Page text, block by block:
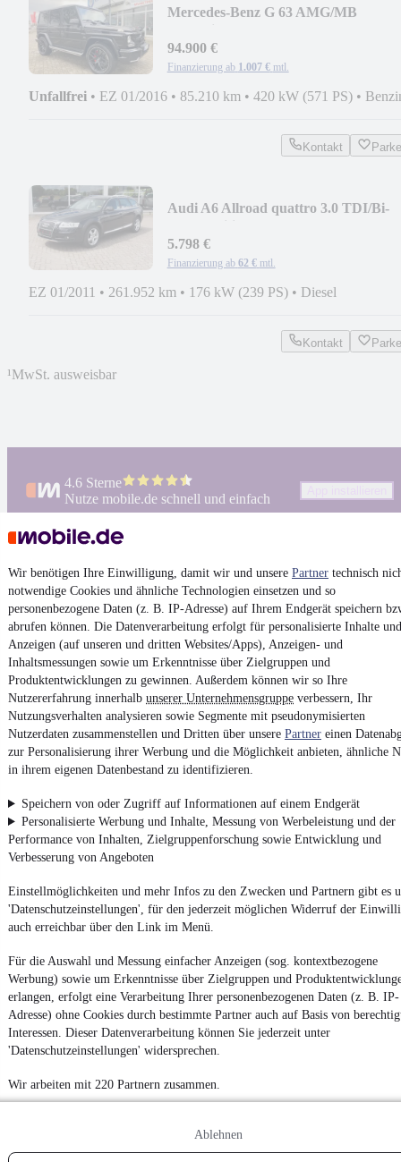
Wir benötigen Ihre Einwilligung, damit wir und unsere Partner technisch
notwendige Cookies und ähnliche Technologien einsetzen und so
personenbezogene Daten (z. B. IP-Adresse) auf Ihrem Endgerät speichern
abrufen können. Die Datenverarbeitung erfolgt für personalisierte Inhalte und
Anzeigen (auf unseren und dritten Websites/Apps), Anzeigen- und
Inhaltsmessungen sowie um Erkenntnisse über Zielgruppen und
Produktentwicklungen zu gewinnen. Außerdem können wir so Ihre
Nutzererfahrung innerhalb unserer Unternehmensgruppe verbessern, Ihr
Nutzungsverhalten analysieren sowie Segmente mit pseudonymisierten
Nutzerdaten zusammenstellen und Dritten über unsere Partner einen
zur Personalisierung ihrer Werbung und die Möglichkeit anbieten, ähnliche
in ihrem eigenen Datenbestand zu identifizieren.
Speichern von oder Zugriff auf Informationen auf einem Endgerät
Personalisierte Werbung und Inhalte, Messung von Werbeleistung und der
Performance von Inhalten, Zielgruppenforschung sowie Entwicklung und
Verbesserung von Angeboten
Einstellmöglichkeiten und mehr Infos zu den Zwecken und Partnern gibt es
'Datenschutzeinstellungen', für den jederzeit möglichen Widerruf der
auch erreichbar über den Link im Menü.
Für die Auswahl und Messung einfacher Anzeigen (sog. kontextbezogene
Werbung) sowie um Erkenntnisse über Zielgruppen und
erlangen, erfolgt eine Verarbeitung Ihrer personenbezogenen Daten (z. B. IP-
Adresse) ohne Cookies durch bestimmte Partner auch auf Basis von
Interessen. Dieser Datenverarbeitung können Sie jederzeit unter
'Datenschutzeinstellungen' widersprechen.
Wir arbeiten mit 220 Partnern zusammen.
Ablehnen
Mercedes-Benz G 63 AMG/MB
94.900 €
Finanzierung ab 1.007 € mtl.
Unfallfrei • EZ 01/2016 • 85.210 km • 420 kW (571 PS) •
Kontakt
Audi A6 Allroad quattro 3.0 TDI/Bi-
5.798 €
Finanzierung ab 62 € mtl.
EZ 01/2011 • 261.952 km • 176 kW (239 PS) • Diesel
Kontakt
¹MwSt. ausweisbar
4.6 Sterne
Nutze mobile.de schnell und einfach
AGB
Vertrag widerrufen
Datenschutz
Datenschutzeinstellungen
Erklärung zur Barrierefreiheit
Report Security Vulnerability (English)
Powered by
Noch mehrneue Autosunterschiedlicher Marken, auch als
Leasing-Angebote, gibt es bei mobile.de